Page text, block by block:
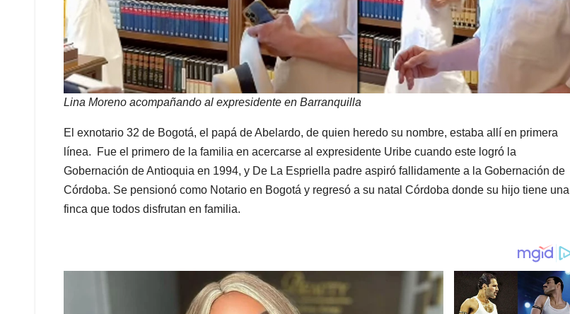
Lina Moreno acompañando al expresidente en Barranquilla
El exnotario 32 de Bogotá, el papá de Abelardo, de quien heredo su nombre, estaba allí en primera
línea. Fue el primero de la familia en acercarse al expresidente Uribe cuando este logró la
Gobernación de Antioquia en 1994, y De La Espriella padre aspiró fallidamente a la Gobernación de
Córdoba. Se pensionó como Notario en Bogotá y regresó a su natal Córdoba donde su hijo tiene una
finca que todos disfrutan en familia.